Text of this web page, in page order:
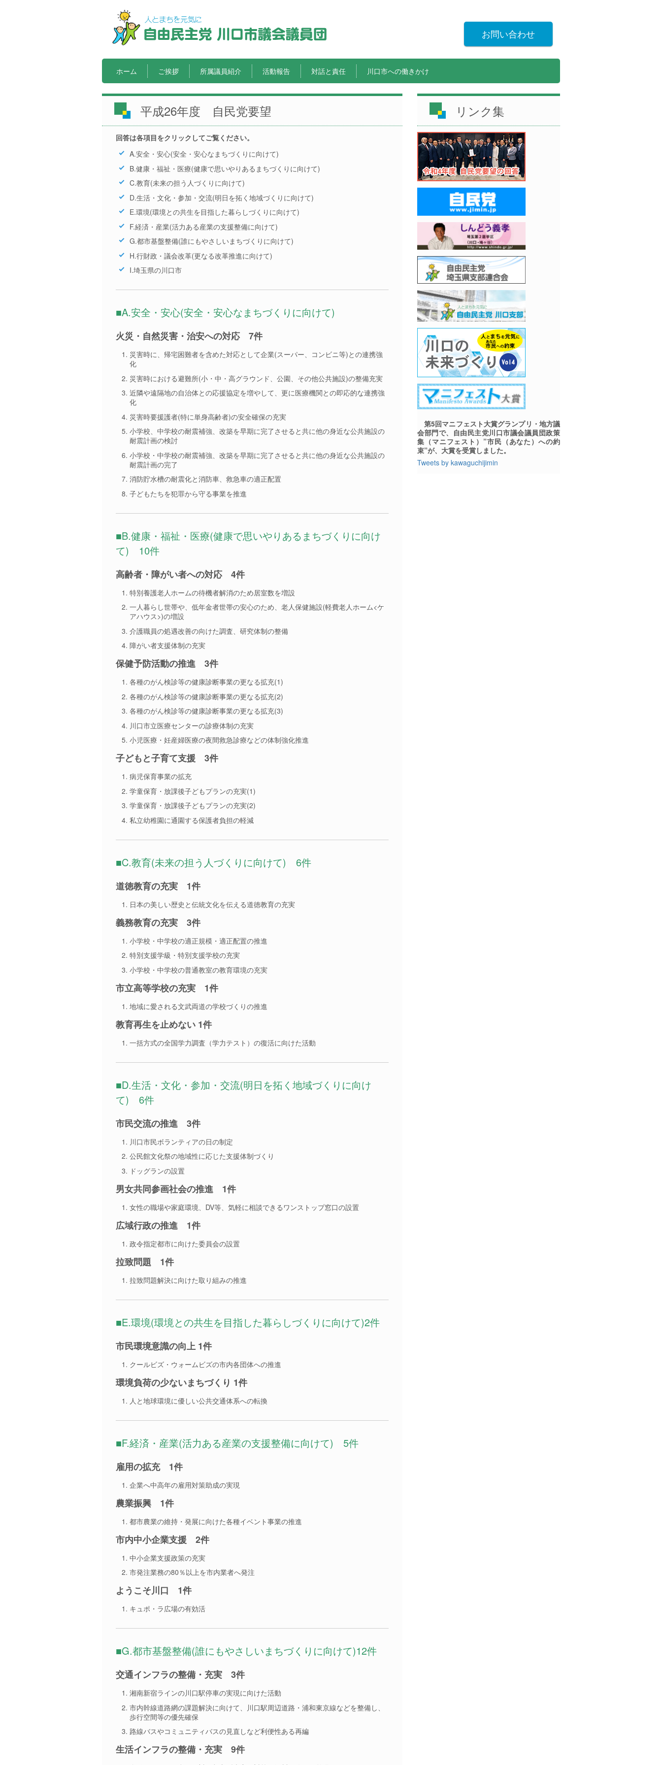
お問い合わせ
ホーム ご挨拶 所属議員紹介 活動報告 対話と責任 川口市への働きかけ
平成26年度 自民党要望
回答は各項目をクリックしてご覧ください。
A.安全・安心(安全・安心なまちづくりに向けて)
B.健康・福祉・医療(健康で思いやりあるまちづくりに向けて)
C.教育(未来の担う人づくりに向けて)
D.生活・文化・参加・交流(明日を拓く地域づくりに向けて)
E.環境(環境との共生を目指した暮らしづくりに向けて)
F.経済・産業(活力ある産業の支援整備に向けて)
G.都市基盤整備(誰にもやさしいまちづくりに向けて)
H.行財政・議会改革(更なる改革推進に向けて)
I.埼玉県の川口市
■A.安全・安心(安全・安心なまちづくりに向けて)
火災・自然災害・治安への対応 7件
災害時に、帰宅困難者を含めた対応として企業(スーパー、コンビニ等)との連携強
化
災害時における避難所(小・中・高グラウンド、公園、その他公共施設)の整備充実
近隣や遠隔地の自治体との応援協定を増やして、更に医療機関との即応的な連携強
化
災害時要援護者(特に単身高齢者)の安全確保の充実
小学校、中学校の耐震補強、改築を早期に完了させると共に他の身近な公共施設の
耐震計画の検討
小学校・中学校の耐震補強、改築を早期に完了させると共に他の身近な公共施設の
耐震計画の完了
消防貯水槽の耐震化と消防車、救急車の適正配置
子どもたちを犯罪から守る事業を推進
■B.健康・福祉・医療(健康で思いやりあるまちづくりに向け
て) 10件
高齢者・障がい者への対応 4件
特別養護老人ホームの待機者解消のため居室数を増設
一人暮らし世帯や、低年金者世帯の安心のため、老人保健施設(軽費老人ホーム<ケ
アハウス>)の増設
介護職員の処遇改善の向けた調査、研究体制の整備
障がい者支援体制の充実
保健予防活動の推進 3件
各種のがん検診等の健康診断事業の更なる拡充(1)
各種のがん検診等の健康診断事業の更なる拡充(2)
各種のがん検診等の健康診断事業の更なる拡充(3)
川口市立医療センターの診療体制の充実
小児医療・妊産婦医療の夜間救急診療などの体制強化推進
子どもと子育て支援 3件
病児保育事業の拡充
学童保育・放課後子どもプランの充実(1)
学童保育・放課後子どもプランの充実(2)
私立幼稚園に通園する保護者負担の軽減
■C.教育(未来の担う人づくりに向けて) 6件
道徳教育の充実 1件
日本の美しい歴史と伝統文化を伝える道徳教育の充実
義務教育の充実 3件
小学校・中学校の適正規模・適正配置の推進
特別支援学級・特別支援学校の充実
小学校・中学校の普通教室の教育環境の充実
市立高等学校の充実 1件
地域に愛される文武両道の学校づくりの推進
教育再生を止めない 1件
一括方式の全国学力調査（学力テスト）の復活に向けた活動
■D.生活・文化・参加・交流(明日を拓く地域づくりに向け
て) 6件
市民交流の推進 3件
川口市民ボランティアの日の制定
公民館文化祭の地域性に応じた支援体制づくり
ドッグランの設置
男女共同参画社会の推進 1件
女性の職場や家庭環境、DV等、気軽に相談できるワンストップ窓口の設置
広域行政の推進 1件
政令指定都市に向けた委員会の設置
拉致問題 1件
拉致問題解決に向けた取り組みの推進
■E.環境(環境との共生を目指した暮らしづくりに向けて)2件
市民環境意識の向上 1件
クールビズ・ウォームビズの市内各団体への推進
環境負荷の少ないまちづくり 1件
人と地球環境に優しい公共交通体系への転換
■F.経済・産業(活力ある産業の支援整備に向けて) 5件
雇用の拡充 1件
企業へ中高年の雇用対策助成の実現
農業振興 1件
都市農業の維持・発展に向けた各種イベント事業の推進
市内中小企業支援 2件
中小企業支援政策の充実
市発注業務の80％以上を市内業者へ発注
ようこそ川口 1件
キュポ・ラ広場の有効活
■G.都市基盤整備(誰にもやさしいまちづくりに向けて)12件
交通インフラの整備・充実 3件
湘南新宿ラインの川口駅停車の実現に向けた活動
市内幹線道路網の課題解決に向けて、川口駅周辺道路・浦和東京線などを整備し、
歩行空間等の優先確保
路線バスやコミュニティバスの見直しなど利便性ある再編
生活インフラの整備・充実 9件
リンク集
第5回マニフェスト大賞グランプリ・地方議
会部門で、自由民主党川口市議会議員団政策
集（マニフェスト）”市民（あなた）への約
束”が、大賞を受賞しました。
Tweets by kawaguchijimin